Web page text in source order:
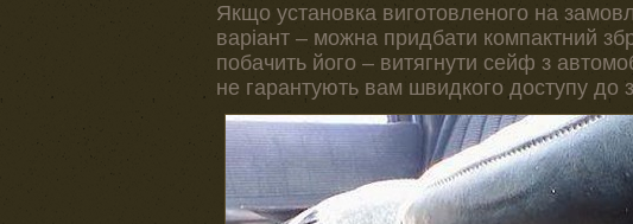
Якщо установка виготовленого на
варіант – можна придбати компактний
побачить його – витягнути сейф з
не гарантують вам швидкого доступу до